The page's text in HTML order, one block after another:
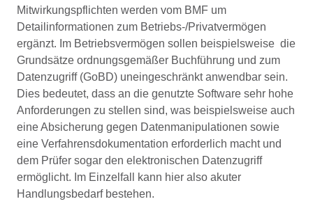
Mitwirkungspflichten werden vom BMF um
Detailinformationen zum Betriebs-/Privatvermögen
ergänzt. Im Betriebsvermögen sollen beispielsweise die
Grundsätze ordnungsgemäßer Buchführung und zum
Datenzugriff (GoBD) uneingeschränkt anwendbar sein.
Dies bedeutet, dass an die genutzte Software sehr hohe
Anforderungen zu stellen sind, was beispielsweise auch
eine Absicherung gegen Datenmanipulationen sowie
eine Verfahrensdokumentation erforderlich macht und
dem Prüfer sogar den elektronischen Datenzugriff
ermöglicht. Im Einzelfall kann hier also akuter
Handlungsbedarf bestehen.